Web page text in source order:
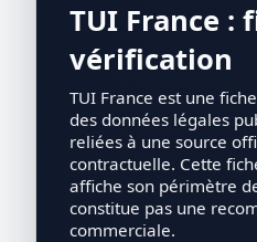
TUI France :
vérification
TUI France est une
des données légales
reliées à une source
contractuelle. Cette
affiche son périmètre
constitue pas une
commerciale.